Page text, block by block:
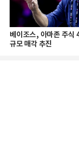
베이조스, 아마존 주식
규모 매각 추진